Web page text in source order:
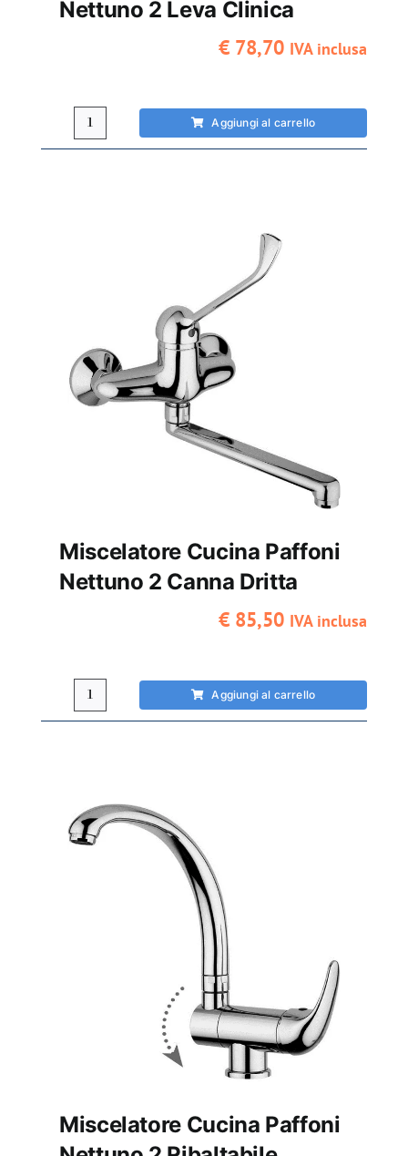
Nettuno 2 Leva Clinica
€ 78,70 IVA inclusa
Miscelatore
cucina
Aggiungi al carrello
Miscelatore Cucina Paffoni
Nettuno 2 Canna Dritta
€ 85,50 IVA inclusa
Miscelatore
cucina
canna
dritta
Aggiungi al carrello
Miscelatore Cucina Paffoni